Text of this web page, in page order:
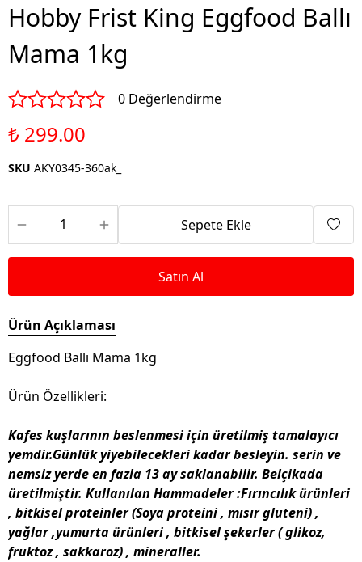
Hobby Frist King Eggfood Ballı
Mama 1kg
0 Değerlendirme
₺ 299.00
SKU AKY0345-360ak_
Sepete Ekle
Satın Al
Ürün Açıklaması
Eggfood Ballı Mama 1kg
Ürün Özellikleri:
Kafes kuşlarının beslenmesi için üretilmiş tamalayıcı
yemdir.Günlük yiyebilecekleri kadar besleyin. serin ve
nemsiz yerde en fazla 13 ay saklanabilir. Belçikada
üretilmiştir. Kullanılan Hammadeler :Fırıncılık ürünleri
, bitkisel proteinler (Soya proteini , mısır gluteni) ,
yağlar ,yumurta ürünleri , bitkisel şekerler ( glikoz,
fruktoz , sakkaroz) , mineraller.